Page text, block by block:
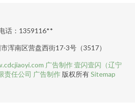
话：1359116**
浑南区营盘西街17-3号（3517）
广告制作壹闪壹闪（辽宁
责任公司 广告制作 版权所有Sitemap